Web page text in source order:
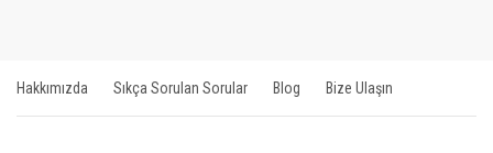
Hakkımızda Sıkça Sorulan Sorular Blog Bize Ulaşın